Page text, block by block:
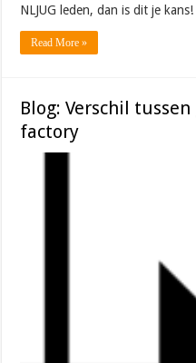
NLJUG leden, dan is dit je kans!
Read More »
Blog: Verschil
factory